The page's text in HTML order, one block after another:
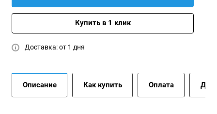
Купить в 1 клик
Доставка: от 1 дня
Описание Как купить Оплата